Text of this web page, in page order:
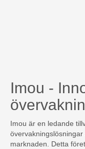
Imou -
Imou är en ledande
marknaden. Detta